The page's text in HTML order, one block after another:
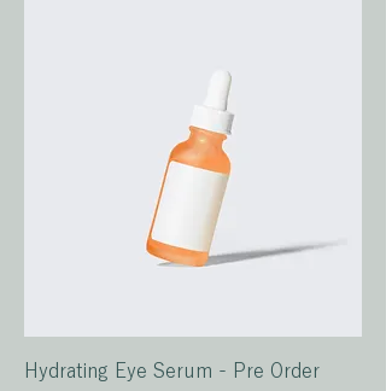
Hydrating Eye Serum - Pre Order